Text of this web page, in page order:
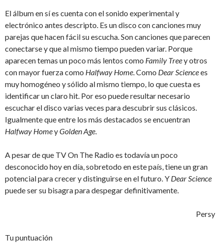
El álbum en sí es cuenta con el sonido experimental y
electrónico antes descripto. Es un disco con canciones muy
parejas que hacen fácil su escucha. Son canciones que parecen
conectarse y que al mismo tiempo pueden variar. Porque
aparecen temas un poco más lentos como Family Treey otros
con mayor fuerza como Halfway Home. Como Dear Sciencees
muy homogéneo y sólido al mismo tiempo, lo que cuesta es
identificar un claro hit. Por eso puede resultar necesario
escuchar el disco varias veces para descubrir sus clásicos.
Igualmente que entre los más destacados se encuentran
Halfway HomeyGolden Age.
A pesar de que TV On The Radio es todavía un poco
desconocido hoy en día, sobretodo en este país, tiene un gran
potencial para crecer y distinguirse en el futuro. Y Dear Science
puede ser su bisagra para despegar definitivamente.
Persy
Tu puntuación